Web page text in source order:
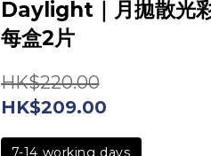
Daylight｜月拋散光彩
每盒2片
HK$220.00
HK$209.00
7-14 working days